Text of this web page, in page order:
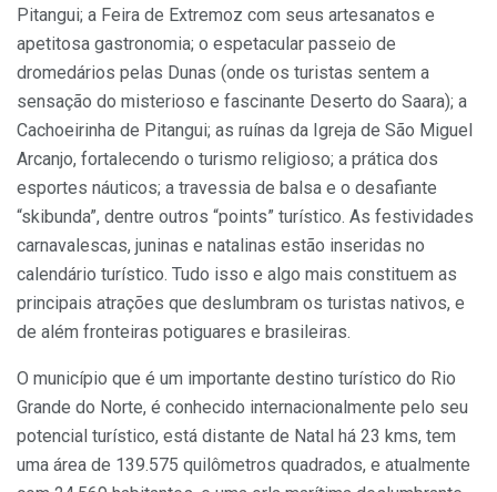
Pitangui; a Feira de Extremoz com seus artesanatos e
apetitosa gastronomia; o espetacular passeio de
dromedários pelas Dunas (onde os turistas sentem a
sensação do misterioso e fascinante Deserto do Saara); a
Cachoeirinha de Pitangui; as ruínas da Igreja de São Miguel
Arcanjo, fortalecendo o turismo religioso; a prática dos
esportes náuticos; a travessia de balsa e o desafiante
“skibunda”, dentre outros “points” turístico. As festividades
carnavalescas, juninas e natalinas estão inseridas no
calendário turístico. Tudo isso e algo mais constituem as
principais atrações que deslumbram os turistas nativos, e
de além fronteiras potiguares e brasileiras.
O município que é um importante destino turístico do Rio
Grande do Norte, é conhecido internacionalmente pelo seu
potencial turístico, está distante de Natal há 23 kms, tem
uma área de 139.575 quilômetros quadrados, e atualmente